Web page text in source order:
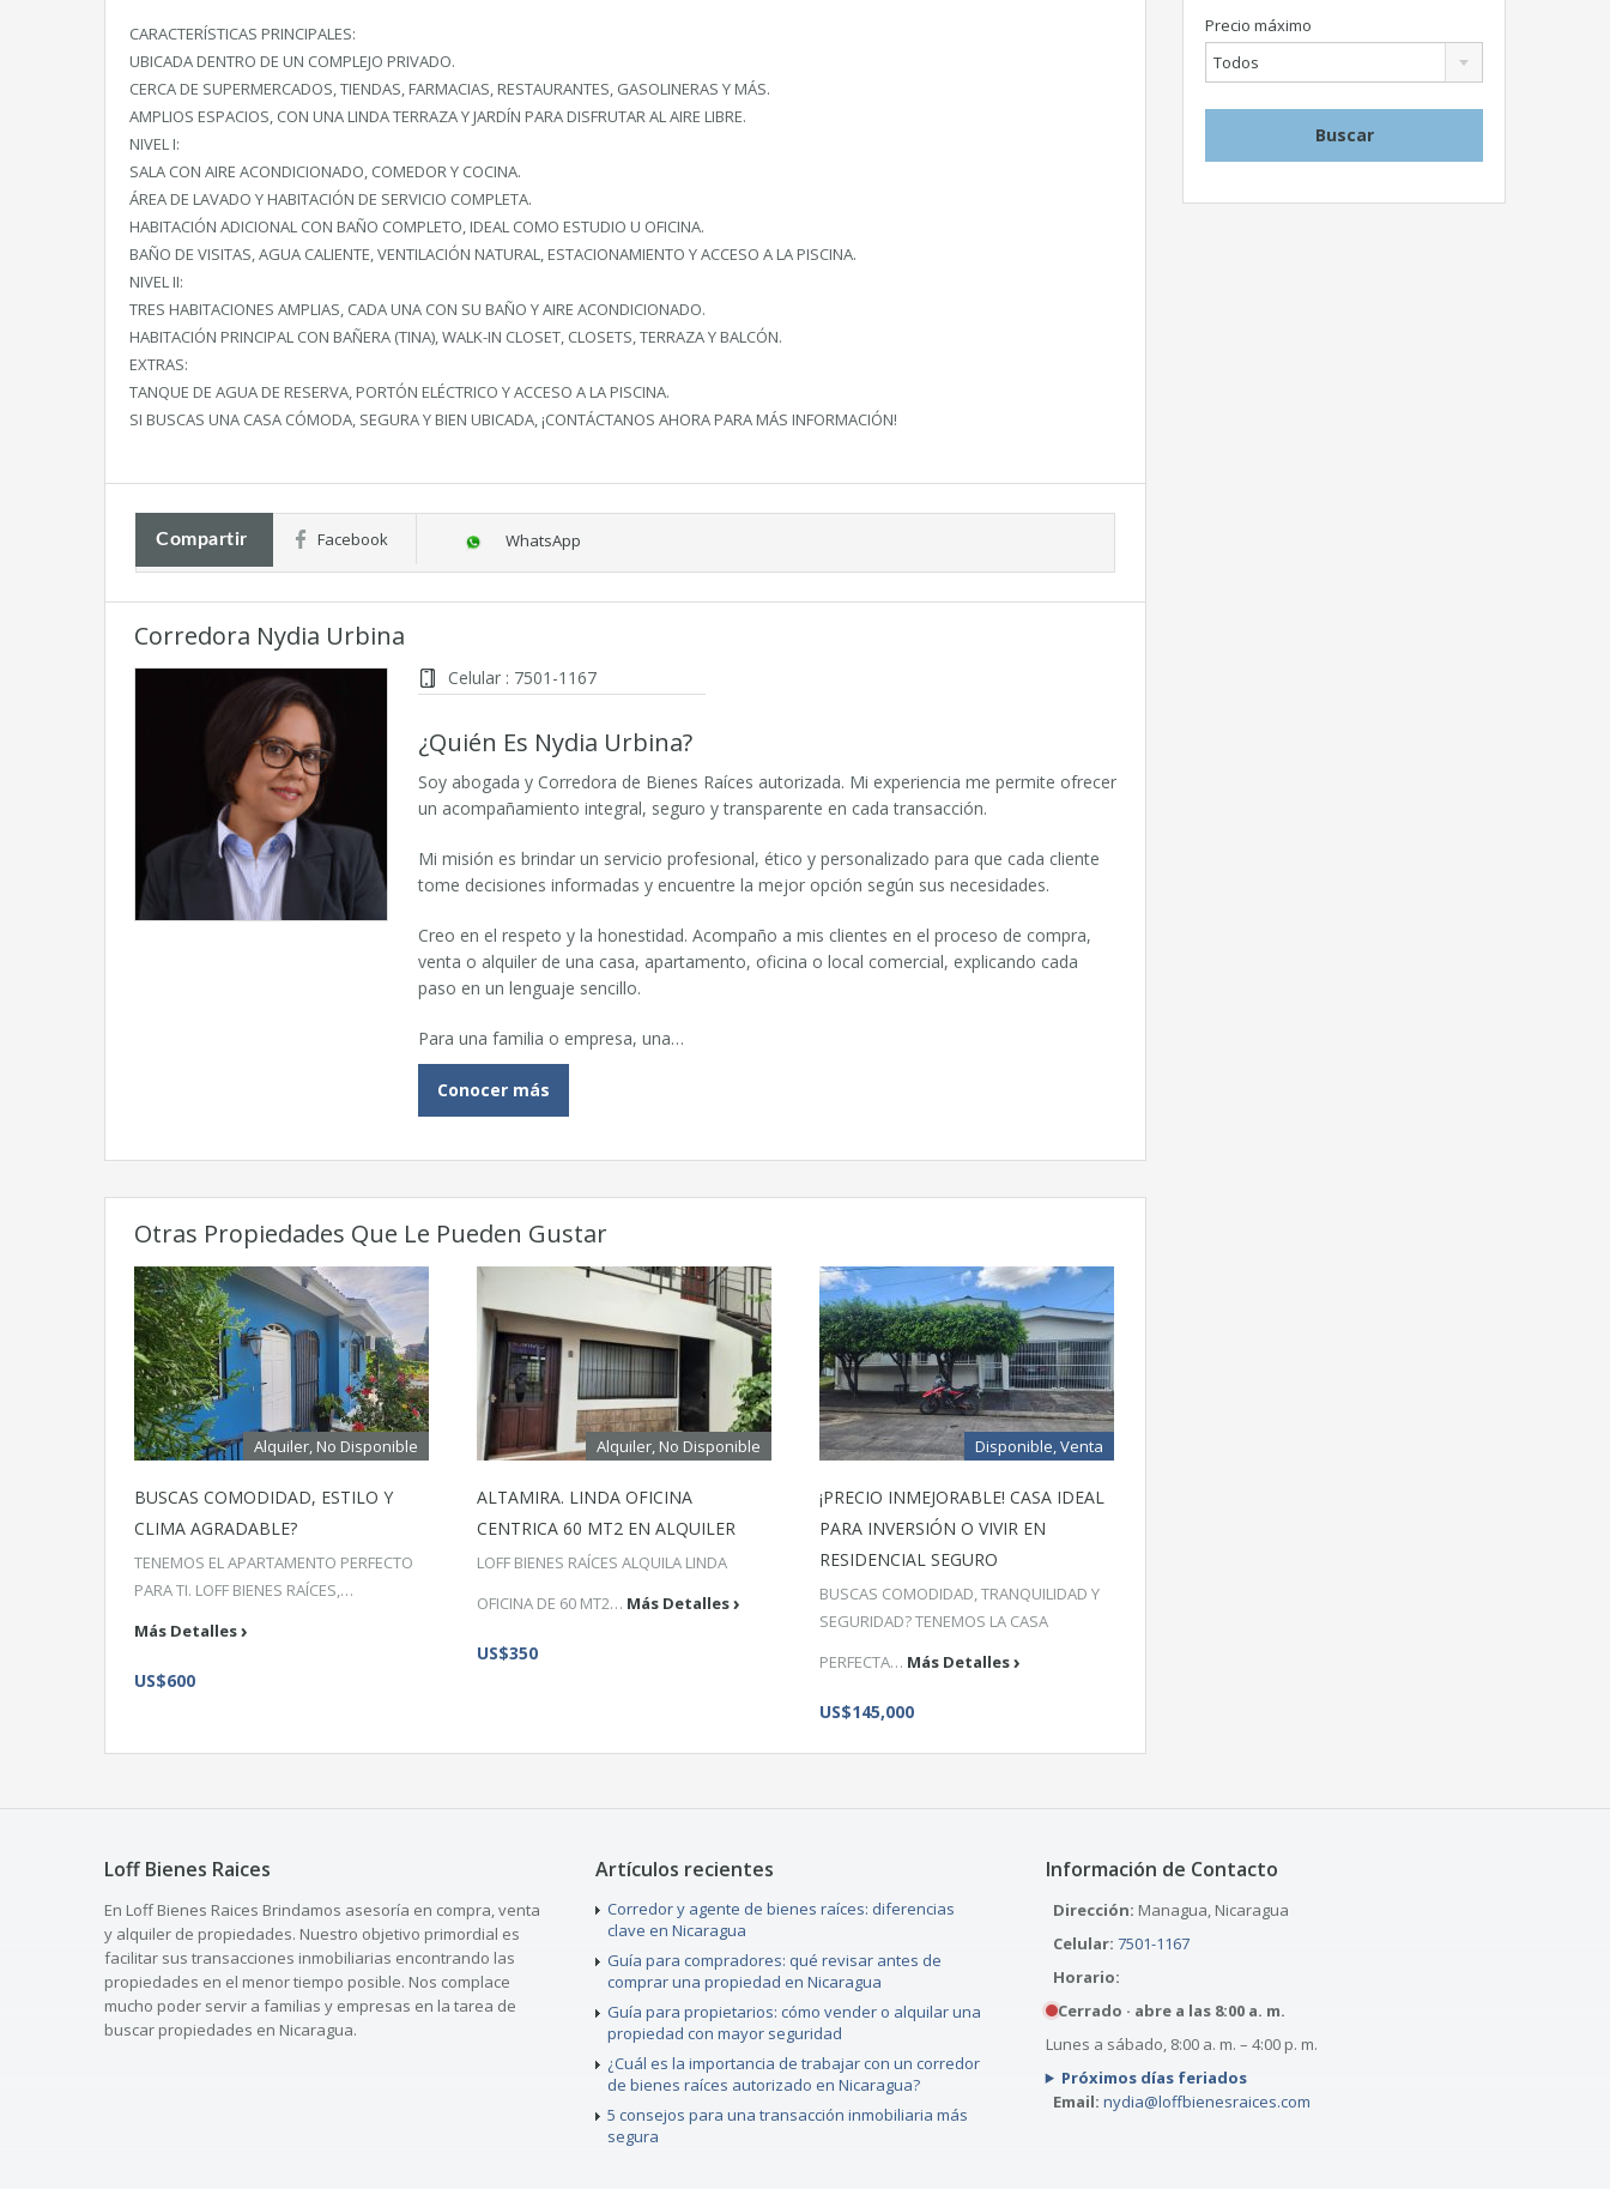
CARACTERÍSTICAS PRINCIPALES:
UBICADA DENTRO DE UN COMPLEJO PRIVADO.
CERCA DE SUPERMERCADOS, TIENDAS, FARMACIAS, RESTAURANTES, GASOLINERAS Y MÁS.
AMPLIOS ESPACIOS, CON UNA LINDA TERRAZA Y JARDÍN PARA DISFRUTAR AL AIRE LIBRE.
NIVEL I:
SALA CON AIRE ACONDICIONADO, COMEDOR Y COCINA.
ÁREA DE LAVADO Y HABITACIÓN DE SERVICIO COMPLETA.
HABITACIÓN ADICIONAL CON BAÑO COMPLETO, IDEAL COMO ESTUDIO U OFICINA.
BAÑO DE VISITAS, AGUA CALIENTE, VENTILACIÓN NATURAL, ESTACIONAMIENTO Y ACCESO A LA PISCINA.
NIVEL II:
TRES HABITACIONES AMPLIAS, CADA UNA CON SU BAÑO Y AIRE ACONDICIONADO.
HABITACIÓN PRINCIPAL CON BAÑERA (TINA), WALK-IN CLOSET, CLOSETS, TERRAZA Y BALCÓN.
EXTRAS:
TANQUE DE AGUA DE RESERVA, PORTÓN ELÉCTRICO Y ACCESO A LA PISCINA.
SI BUSCAS UNA CASA CÓMODA, SEGURA Y BIEN UBICADA, ¡CONTÁCTANOS AHORA PARA MÁS INFORMACIÓN!
Compartir Facebook WhatsApp
Corredora Nydia Urbina
Celular : 7501-1167
¿Quién Es Nydia Urbina?
Soy abogada y Corredora de Bienes Raíces autorizada. Mi experiencia me permite ofrecer
un acompañamiento integral, seguro y transparente en cada transacción.
Mi misión es brindar un servicio profesional, ético y personalizado para que cada cliente
tome decisiones informadas y encuentre la mejor opción según sus necesidades.
Creo en el respeto y la honestidad. Acompaño a mis clientes en el proceso de compra,
venta o alquiler de una casa, apartamento, oficina o local comercial, explicando cada
paso en un lenguaje sencillo.
Para una familia o empresa, una…
Conocer más
Otras Propiedades Que Le Pueden Gustar
Alquiler, No Disponible
BUSCAS COMODIDAD, ESTILO Y
CLIMA AGRADABLE?
TENEMOS EL APARTAMENTO PERFECTO
PARA TI. LOFF BIENES RAÍCES,…
Más Detalles
US$600
Alquiler, No Disponible
ALTAMIRA. LINDA OFICINA
CENTRICA 60 MT2 EN ALQUILER
LOFF BIENES RAÍCES ALQUILA LINDA
OFICINA DE 60 MT2… Más Detalles
US$350
Disponible, Venta
¡PRECIO INMEJORABLE! CASA IDEAL
PARA INVERSIÓN O VIVIR EN
RESIDENCIAL SEGURO
BUSCAS COMODIDAD, TRANQUILIDAD Y
SEGURIDAD? TENEMOS LA CASA
PERFECTA… Más Detalles
US$145,000
Precio máximo
Todos
Loff Bienes Raices
En Loff Bienes Raices Brindamos asesoría en compra, venta
y alquiler de propiedades. Nuestro objetivo primordial es
facilitar sus transacciones inmobiliarias encontrando las
propiedades en el menor tiempo posible. Nos complace
mucho poder servir a familias y empresas en la tarea de
buscar propiedades en Nicaragua.
Artículos recientes
Corredor y agente de bienes raíces: diferencias
clave en Nicaragua
Guía para compradores: qué revisar antes de
comprar una propiedad en Nicaragua
Guía para propietarios: cómo vender o alquilar una
propiedad con mayor seguridad
¿Cuál es la importancia de trabajar con un corredor
de bienes raíces autorizado en Nicaragua?
5 consejos para una transacción inmobiliaria más
segura
Información de Contacto
Dirección: Managua, Nicaragua
Celular: 7501-1167
Horario:
Cerrado · abre a las 8:00 a. m.
Lunes a sábado, 8:00 a. m. – 4:00 p. m.
Próximos días feriados
Email: nydia@loffbienesraices.com